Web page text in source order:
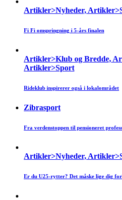
Artikler>Nyheder,
Fi Fi omspringning i 5-års finalen
Artikler>Klub og Bredde,
Artikler>Sport
Rideklub inspirerer også i lokalområdet
Zibrasport
Fra verdenstoppen til pensioneret
Artikler>Nyheder,
Er du U25-rytter? Det måske lige dig